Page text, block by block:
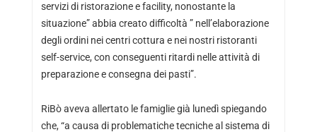
servizi di ristorazione e facility, nonostante la
situazione” abbia creato difficoltà ” nell’elaborazione
degli ordini nei centri cottura e nei nostri ristoranti
self-service, con conseguenti ritardi nelle attività di
preparazione e consegna dei pasti”.
RiBò aveva allertato le famiglie già lunedì spiegando
che, “a causa di problematiche tecniche al sistema di